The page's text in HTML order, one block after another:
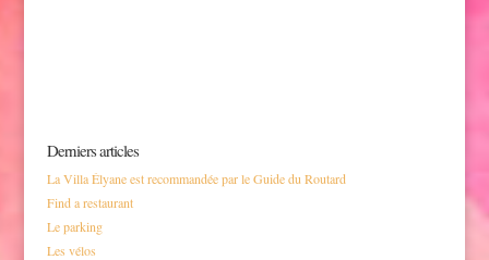
Derniers articles
La Villa Élyane est recommandée par le Guide du Routard
Find a restaurant
Le parking
Les vélos